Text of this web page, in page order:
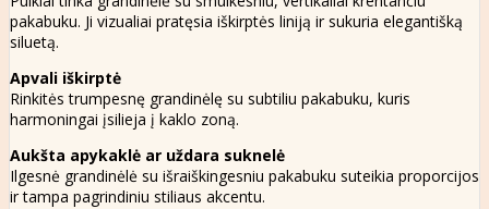
pakabuku. Ji vizualiai pratęsia iškirptės liniją ir sukuria elegantišką
siluetą.
Apvali iškirptė
Rinkitės trumpesnę grandinėlę su subtiliu pakabuku, kuris
harmoningai įsilieja į kaklo zoną.
Aukšta apykaklė ar uždara suknelė
Ilgesnė grandinėlė su išraiškingesniu pakabuku suteikia proporcijos
ir tampa pagrindiniu stiliaus akcentu.